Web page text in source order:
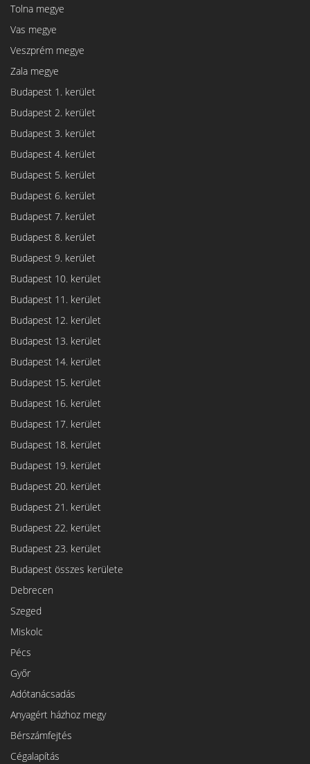
Tolna megye
Vas megye
Veszprém megye
Zala megye
Budapest 1. kerület
Budapest 2. kerület
Budapest 3. kerület
Budapest 4. kerület
Budapest 5. kerület
Budapest 6. kerület
Budapest 7. kerület
Budapest 8. kerület
Budapest 9. kerület
Budapest 10. kerület
Budapest 11. kerület
Budapest 12. kerület
Budapest 13. kerület
Budapest 14. kerület
Budapest 15. kerület
Budapest 16. kerület
Budapest 17. kerület
Budapest 18. kerület
Budapest 19. kerület
Budapest 20. kerület
Budapest 21. kerület
Budapest 22. kerület
Budapest 23. kerület
Budapest összes kerülete
Debrecen
Szeged
Miskolc
Pécs
Győr
Adótanácsadás
Anyagért házhoz megy
Bérszámfejtés
Cégalapítás